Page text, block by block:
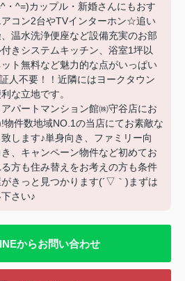
・^=)カップル・新婚さんにもおす
コン2台やTVインターホン☆追い
温水洗浄便座など設備充実のお部
きシステムキッチン、浴室1坪以
ト無料など魅力的な点がいっぱい
人不要！！近隣にはヨークタウン
な立地です。
パートマンション館㈱守谷店にお
件数地域NO.1の当店にてお素敵な
します♪単身向き、ファミリー向
、キャンペーン物件など初めてお
方も住み替えをお考えの方も条件
きっと見つかります(´▽｀)まずは
さい♪
からお問い合わせ